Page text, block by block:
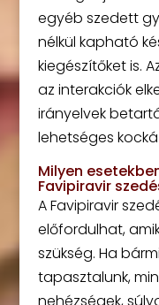
egyéb szedett
nélkül kapható
kiegészítőket is.
az interakciók
irányelvek
lehetséges
Milyen
Favipiravir
A Favipiravir
előfordulhat,
szükség. Ha
tapasztalunk,